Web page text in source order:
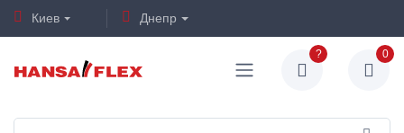
Киев Днепр
? 0